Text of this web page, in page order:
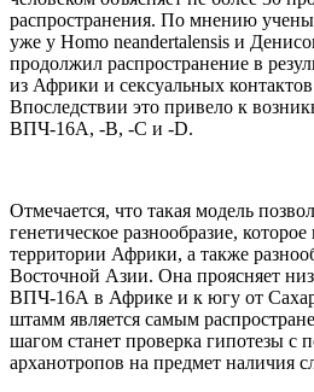
распространения. По мнению
уже у Homo neandertalensis и
продолжил распространение в
из Африки и сексуальных
Впоследствии это привело к
ВПЧ-16А, -B, -C и -D.
Отмечается, что такая модель
генетическое разнообразие, которое
территории Африки, а также
Восточной Азии. Она проясняет
ВПЧ-16А в Африке и к югу от
штамм является самым
шагом станет проверка гипотезы с
арханотропов на предмет наличия